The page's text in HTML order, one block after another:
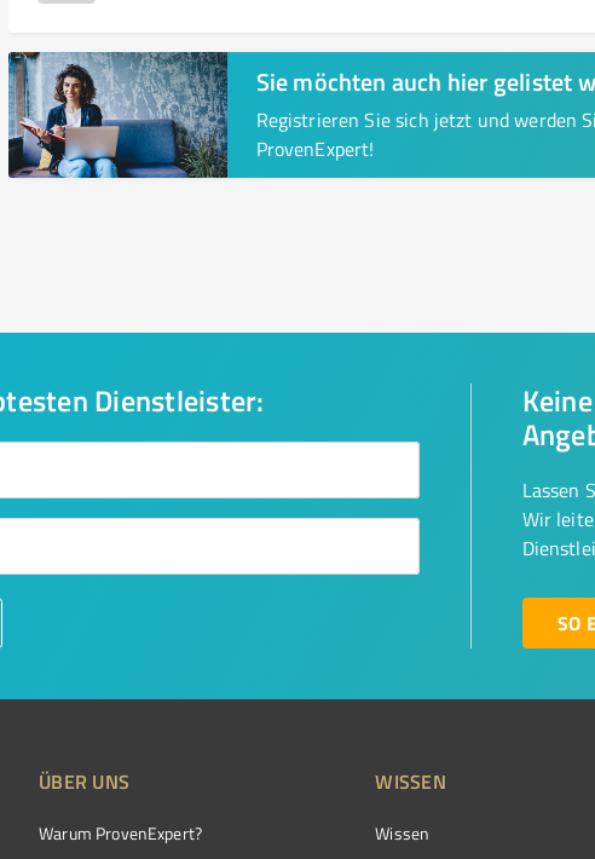
Sie möchten auch hier gelistet
Registrieren Sie sich jetzt und werden
ProvenExpert!
Dienstleister:
Lassen
Wir
SO
ÜBER UNS
Warum ProvenExpert?
WISSEN
Wissen